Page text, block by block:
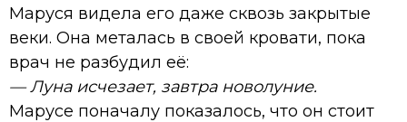
Маруся видела его даже сквозь закрытые
веки. Она металась в своей кровати, пока
врач не разбудил её:
— Луна исчезает, завтра новолуние.
Марусе поначалу показалось, что он стоит